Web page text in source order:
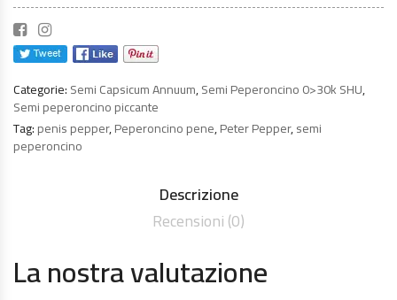
Categorie:Semi Capsicum Annuum,Semi Peperoncino 0>30k SHU,
Semi peperoncino piccante
Tag:penis pepper,Peperoncino pene,Peter Pepper,semi
peperoncino
Descrizione
Recensioni (0)
La nostra valutazione